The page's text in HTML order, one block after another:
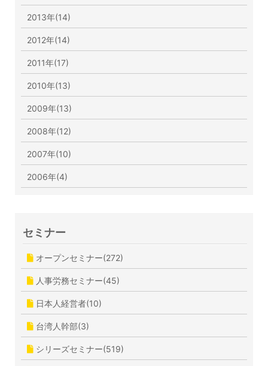
2013年(14)
2012年(14)
2011年(17)
2010年(13)
2009年(13)
2008年(12)
2007年(10)
2006年(4)
セミナー
オープンセミナー(272)
人事労務セミナー(45)
日本人経営者(10)
台湾人幹部(3)
シリーズセミナー(519)